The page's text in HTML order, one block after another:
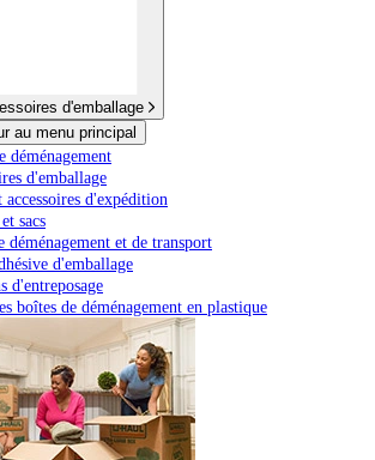
d'emballage
au menu principal
déménagement
d'emballage
accessoires d'expédition
sacs
déménagement et de transport
d'emballage
d'entreposage
boîtes de déménagement en plastique